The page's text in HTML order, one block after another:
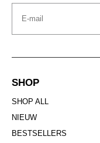
Email
SHOP
SHOP ALL
NIEUW
BESTSELLERS